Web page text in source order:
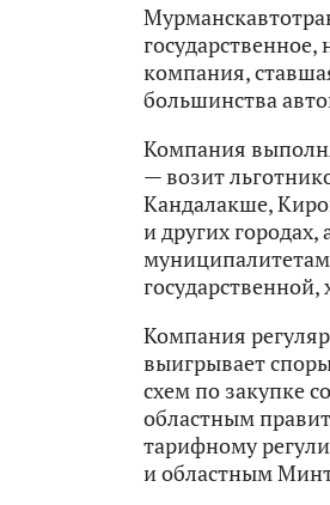
государственное,
компания,
большинства
Компания
— возит
Кандалакше,
и других
государственной,
Компания
выигрывает
схем по закупке
областным
тарифному
и областным